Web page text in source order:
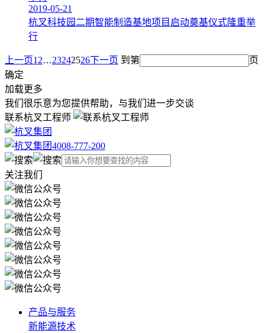
2019-05-21
杭叉科技园二期智能制造基地项目启动奠基仪式隆重举
行
上一页1 2…23242526下一页 到第
页
确定
加载更多
我们很乐意为您提供帮助，与我们进一步交谈
联系杭叉工程师
4008-777-200
关注我们
产品与服务
新能源技术